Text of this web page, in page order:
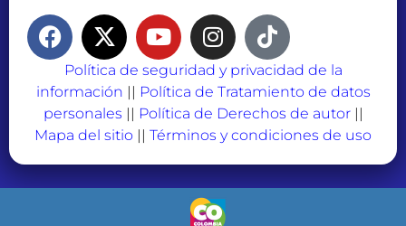
Política de seguridad y privacidad de la
información || Política de Tratamiento de datos
personales || Política de Derechos de autor||
Mapa del sitio || Términos y condiciones de uso